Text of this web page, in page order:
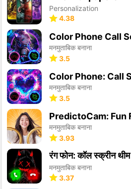
Personalization
4.38
मनमुताबिक बनाना
3.5
मनमुताबिक बनाना
3.5
मनमुताबिक बनाना
3.93
रंग फोन: कॉल स्क्रीन थीम
मनमुताबिक बनाना
3.37